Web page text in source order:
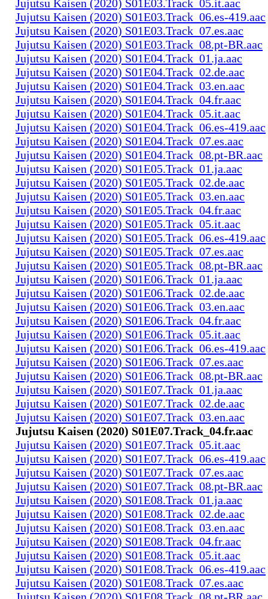
Jujutsu Kaisen (2020) S01E03.Track_05.it.aac
Jujutsu Kaisen (2020) S01E03.Track_06.es-419.aac
Jujutsu Kaisen (2020) S01E03.Track_07.es.aac
Jujutsu Kaisen (2020) S01E03.Track_08.pt-BR.aac
Jujutsu Kaisen (2020) S01E04.Track_01.ja.aac
Jujutsu Kaisen (2020) S01E04.Track_02.de.aac
Jujutsu Kaisen (2020) S01E04.Track_03.en.aac
Jujutsu Kaisen (2020) S01E04.Track_04.fr.aac
Jujutsu Kaisen (2020) S01E04.Track_05.it.aac
Jujutsu Kaisen (2020) S01E04.Track_06.es-419.aac
Jujutsu Kaisen (2020) S01E04.Track_07.es.aac
Jujutsu Kaisen (2020) S01E04.Track_08.pt-BR.aac
Jujutsu Kaisen (2020) S01E05.Track_01.ja.aac
Jujutsu Kaisen (2020) S01E05.Track_02.de.aac
Jujutsu Kaisen (2020) S01E05.Track_03.en.aac
Jujutsu Kaisen (2020) S01E05.Track_04.fr.aac
Jujutsu Kaisen (2020) S01E05.Track_05.it.aac
Jujutsu Kaisen (2020) S01E05.Track_06.es-419.aac
Jujutsu Kaisen (2020) S01E05.Track_07.es.aac
Jujutsu Kaisen (2020) S01E05.Track_08.pt-BR.aac
Jujutsu Kaisen (2020) S01E06.Track_01.ja.aac
Jujutsu Kaisen (2020) S01E06.Track_02.de.aac
Jujutsu Kaisen (2020) S01E06.Track_03.en.aac
Jujutsu Kaisen (2020) S01E06.Track_04.fr.aac
Jujutsu Kaisen (2020) S01E06.Track_05.it.aac
Jujutsu Kaisen (2020) S01E06.Track_06.es-419.aac
Jujutsu Kaisen (2020) S01E06.Track_07.es.aac
Jujutsu Kaisen (2020) S01E06.Track_08.pt-BR.aac
Jujutsu Kaisen (2020) S01E07.Track_01.ja.aac
Jujutsu Kaisen (2020) S01E07.Track_02.de.aac
Jujutsu Kaisen (2020) S01E07.Track_03.en.aac
Jujutsu Kaisen (2020) S01E07.Track_04.fr.aac
Jujutsu Kaisen (2020) S01E07.Track_05.it.aac
Jujutsu Kaisen (2020) S01E07.Track_06.es-419.aac
Jujutsu Kaisen (2020) S01E07.Track_07.es.aac
Jujutsu Kaisen (2020) S01E07.Track_08.pt-BR.aac
Jujutsu Kaisen (2020) S01E08.Track_01.ja.aac
Jujutsu Kaisen (2020) S01E08.Track_02.de.aac
Jujutsu Kaisen (2020) S01E08.Track_03.en.aac
Jujutsu Kaisen (2020) S01E08.Track_04.fr.aac
Jujutsu Kaisen (2020) S01E08.Track_05.it.aac
Jujutsu Kaisen (2020) S01E08.Track_06.es-419.aac
Jujutsu Kaisen (2020) S01E08.Track_07.es.aac